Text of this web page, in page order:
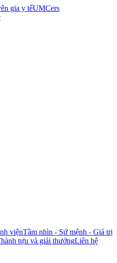
gia y tếUMCers
việnTầm nhìn - Sứ mệnh - Giá trị
tựu và giải thưởngLiên hệ